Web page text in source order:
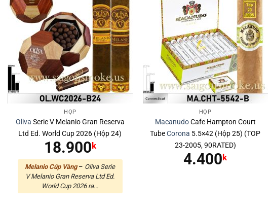
HỘP
Oliva Serie V Melanio Gran Reserva
Ltd Ed. World Cup 2026 (Hộp 24)
18.900 k
Melanio Cúp Vàng– Oliva Serie
V Melanio Gran Reserva Ltd Ed.
World Cup 2026 ra...
HỘP
MacanudoCafe Hampton Court
TubeCorona 5.5×42 (Hộp 25) (TOP
23-2005, 90RATED)
4.400 k